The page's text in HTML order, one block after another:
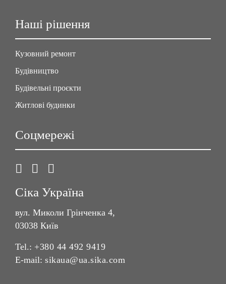
Наші рішення
Кузовний ремонт
Будівництво
Будівельні проєкти
Житлові будинки
Соцмережі
Сіка Україна
вул. Миколи Грінченка 4,
03038 Київ
Tel.: +380 44 492 9419
E-mail: sikaua@ua.sika.com